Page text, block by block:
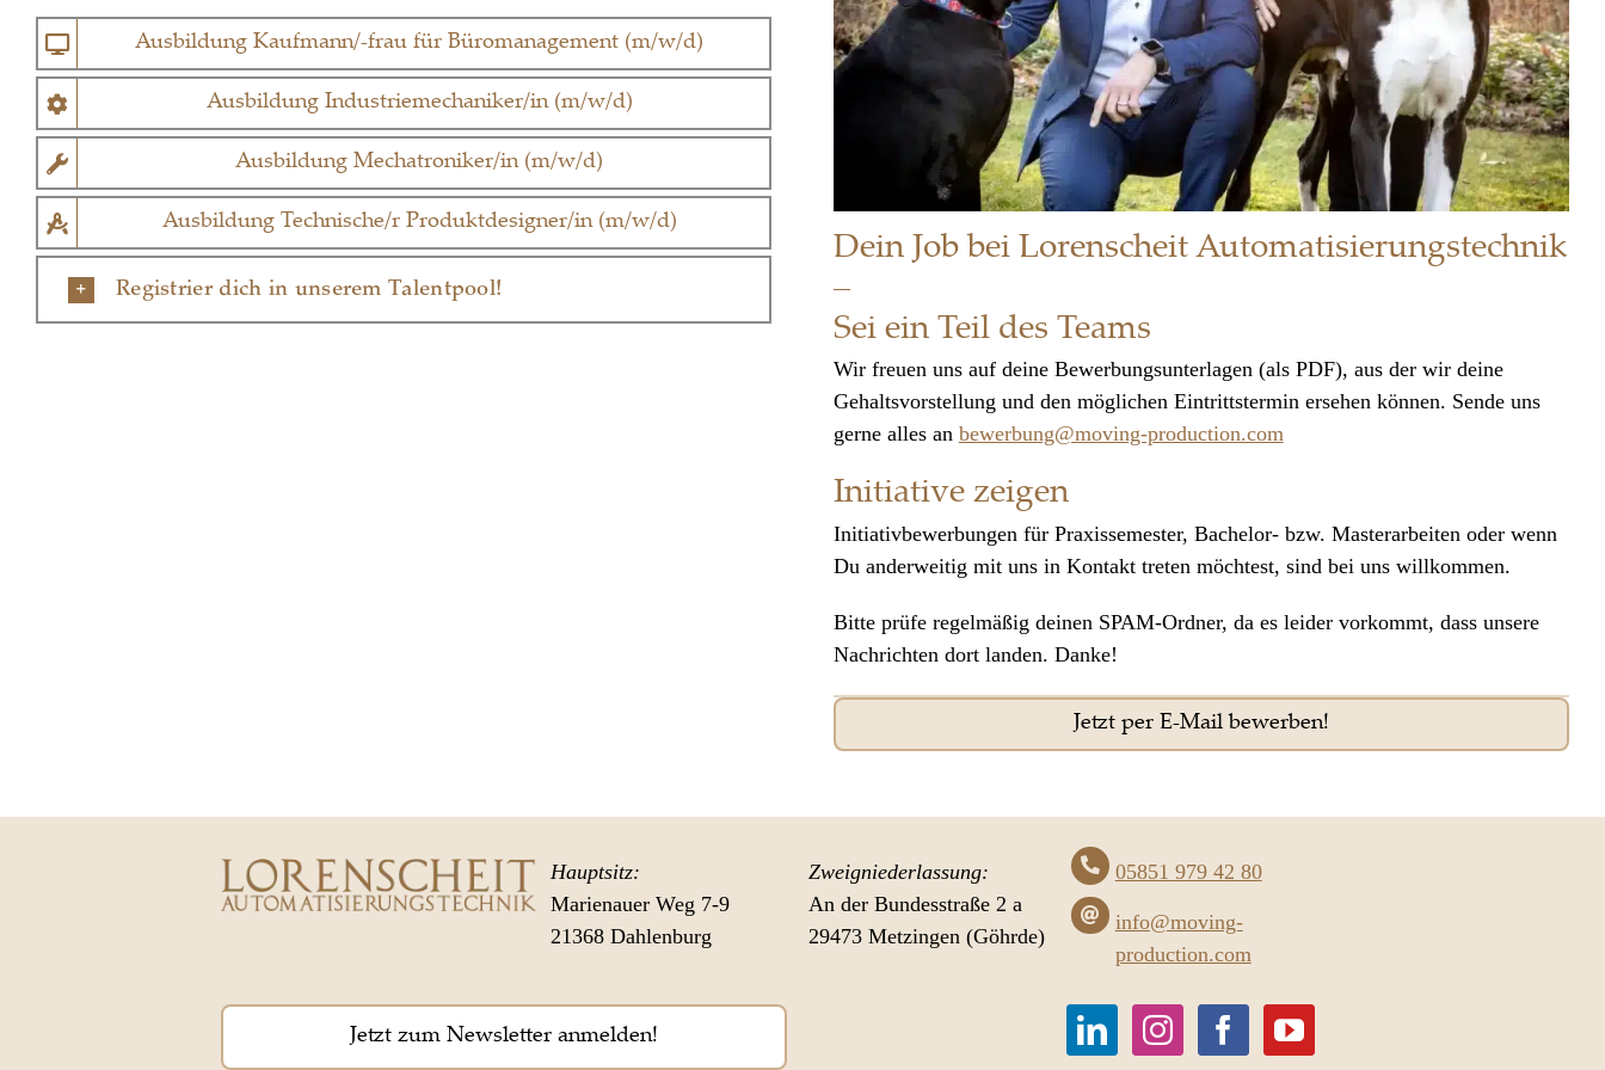
Ausbildung Kaufmann/-frau für Büromanagement (m/w/d)
Ausbildung Industriemechaniker/in (m/w/d)
Ausbildung Mechatroniker/in (m/w/d)
Ausbildung Technische/r Produktdesigner/in (m/w/d)
Registrier dich in unserem Talentpool!
Dein Job bei Lorenscheit Automatisierungstechnik
–
Sei ein Teil des Teams
Wir freuen uns auf deine Bewerbungsunterlagen (als PDF), aus der wir deine
Gehaltsvorstellung und den möglichen Eintrittstermin ersehen können. Sende uns
gerne alles an bewerbung@moving-production.com
Initiative zeigen
Initiativbewerbungen für Praxissemester, Bachelor- bzw. Masterarbeiten oder wenn
Du anderweitig mit uns in Kontakt treten möchtest, sind bei uns willkommen.
Bitte prüfe regelmäßig deinen SPAM-Ordner, da es leider vorkommt, dass unsere
Nachrichten dort landen. Danke!
Jetzt per E-Mail bewerben!
Hauptsitz:
Marienauer Weg 7-9
21368 Dahlenburg
Zweigniederlassung:
An der Bundesstraße 2 a
29473 Metzingen (Göhrde)
05851 979 42 80
info@moving-
production.com
Jetzt zum Newsletter anmelden!